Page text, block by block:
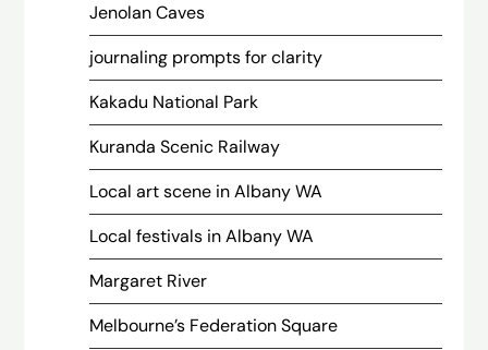
Jenolan Caves
journaling prompts for clarity
Kakadu National Park
Kuranda Scenic Railway
Local art scene in Albany WA
Local festivals in Albany WA
Margaret River
Melbourne’s Federation Square